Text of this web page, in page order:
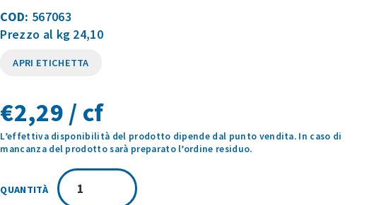
COD: 567063
Prezzo al kg 24,10
APRI ETICHETTA
€2,29 / cf
L’effettiva disponibilità del prodotto dipende dal punto vendita. In caso di
mancanza del prodotto sarà preparato l’ordine residuo.
GELATO
VASETTO